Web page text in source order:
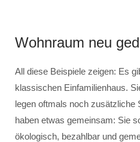
Wohnraum neu
All diese Beispiele zeigen: Es
klassischen Einfamilienhaus.
legen oftmals noch zusätzliche
haben etwas gemeinsam: Sie
ökologisch, bezahlbar und